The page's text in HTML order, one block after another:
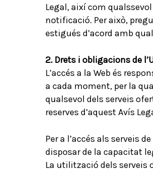
Legal, així com
notificació. Per això,
estigués d’acord amb
2. Drets i obligacions de
L’accés a la Web és
a cada moment, per la
qualsevol dels serveis
reserves d’aquest Avís
Per a l’accés als serveis
disposar de la capacitat
La utilització dels serveis